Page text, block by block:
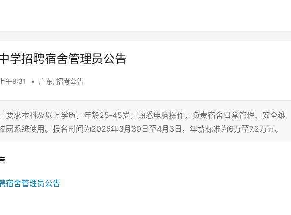
学招聘宿舍管理员公告
午9:31 • 广东, 招考公告
要求本科及以上学历，年龄25-45岁，熟悉电脑操作，负责宿舍日常管理、安全维
园系统使用。报名时间为2026年3月30日至4月3日，年薪标准为6万至7.2万元。